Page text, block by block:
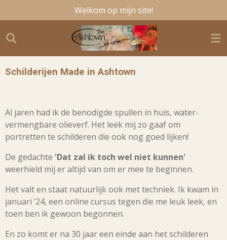
direct
naar
hoofdinhoud
Welkom op mijn site!
Schilderijen Made in Ashtown
Al jaren had ik de benodigde spullen in huis, water-
vermengbare olieverf. Het leek mij zo gaaf om
portretten te schilderen die ook nog goed lijken!
De gedachte 'Dat zal ik toch wel niet kunnen'
weerhield mij er altijd van om er mee te beginnen.
Het valt en staat natuurlijk ook met techniek. Ik kwam in
januari ’24, een online cursus tegen die me leuk leek, en
toen ben ik gewoon begonnen.
En zo komt er na 30 jaar een einde aan het schilderen